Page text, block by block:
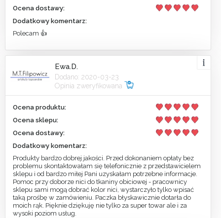
Ocena dostawy:
Dodatkowy komentarz:
Polecam 👍
Ewa.D.
Dodano: 2020-03-23
Opinia zweryfikowana
Ocena produktu:
Ocena sklepu:
Ocena dostawy:
Dodatkowy komentarz:
Produkty bardzo dobrej jakości. Przed dokonaniem opłaty bez
problemu skontaktowałam się telefonicznie z przedstawicielem
sklepu i od bardzo miłej Pani uzyskałam potrzebne informacje.
Pomoc przy doborze nici do tkaniny obiciowej - pracownicy
sklepu sami mogą dobrać kolor nici, wystarczyło tylko wpisać
taką prośbę w zamówieniu. Paczka błyskawicznie dotarła do
moich rąk. Pięknie dziękuję nie tylko za super towar ale i za
wysoki poziom usług.